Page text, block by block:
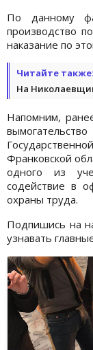
По данному
производство
наказание по
Читайте также:
На
Напомним,
Франковской
одного из
содействие в
охраны труда.
Подпишись на
узнавать